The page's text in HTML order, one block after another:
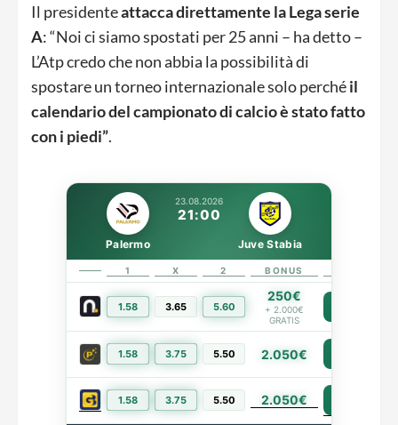
Il presidenteattacca direttamente la Lega serie
A: “Noi ci siamo spostati per 25 anni – ha detto –
L’Atp credo che non abbia la possibilità di
spostare un torneo internazionale solo perchéil
calendario del campionato di calcio è stato fatto
con i piedi”.
23.08.2026
21:00
Palermo Juve Stabia
1 X 2 BONUS
1.58 3.65 5.60
250€
+ 2.000€
GRATIS
1.58 3.75 5.50 2.050€
1.58 3.75 5.50 2.050€